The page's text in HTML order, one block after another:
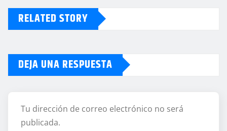
RELATED STORY
DEJA UNA RESPUESTA
Tu dirección de correo electrónico no será
publicada.